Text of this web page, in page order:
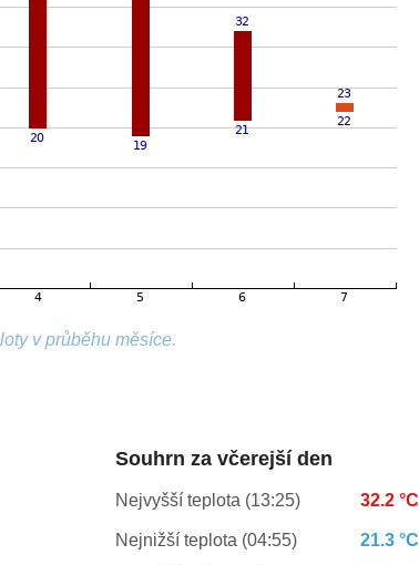
v průběhu měsíce.
Souhrn za včerejší den
Nejvyšší teplota (13:25) 32.2 °C
Nejnižší teplota (04:55) 21.3 °C